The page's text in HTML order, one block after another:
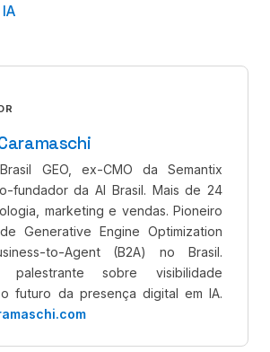
GEO, ex-CMO da Semantix
fundador da AI Brasil. Mais de 24
marketing e vendas. Pioneiro
Generative Engine Optimization
to-Agent (B2A) no Brasil.
palestrante sobre visibilidade
futuro da presença digital em IA.